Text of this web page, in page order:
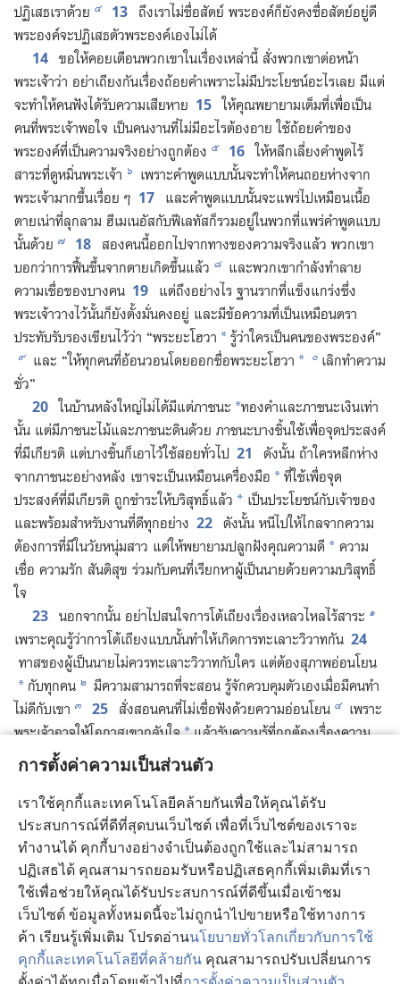
การตั้งค่าความเป็นส่วนตัว
เราใช้คุกกี้และเทคโนโลยีคล้ายกันเพื่อให้คุณได้รับ
ประสบการณ์ที่ดีที่สุดบนเว็บไซต์ เพื่อที่เว็บไซต์ของเราจะ
ทำงานได้ คุกกี้บางอย่างจำเป็นต้องถูกใช้และไม่สามารถ
ปฏิเสธได้ คุณสามารถยอมรับหรือปฏิเสธคุกกี้เพิ่มเติมที่เรา
ใช้เพื่อช่วยให้คุณได้รับประสบการณ์ที่ดีขึ้นเมื่อเข้าชม
เว็บไซต์ ข้อมูลทั้งหมดนี้จะไม่ถูกนำไปขายหรือใช้ทางการ
ค้า เรียนรู้เพิ่มเติม โปรดอ่านนโยบายทั่วโลกเกี่ยวกับการใช้
คุกกี้และเทคโนโลยีที่คล้ายกัน คุณสามารถปรับเปลี่ยนการ
ปฏิเสธ​เรา​ด้วย ๔ 13 ถึง​เรา​ไม่​ซื่อ​สัตย์ พระองค์​ก็​ยัง​คง​ซื่อ​สัตย์​อยู่​ดี
พระองค์​จะ​ปฏิเสธ​ตัว​พระองค์​เอง​ไม่​ได้
14 ขอ​ให้​คอย​เตือน​พวก​เขา​ใน​เรื่อง​เหล่า​นี้ สั่ง​พวก​เขา​ต่อ​หน้า​
พระเจ้า​ว่า อย่า​เถียง​กัน​เรื่อง​ถ้อย​คำ​เพราะ​ไม่​มี​ประโยชน์​อะไร​เลย มี​แต่​
จะ​ทำ​ให้​คน​ฟัง​ได้​รับ​ความ​เสียหาย 15 ให้​คุณ​พยายาม​เต็ม​ที่​เพื่อ​เป็น​
คน​ที่​พระเจ้า​พอ​ใจ เป็น​คน​งาน​ที่​ไม่​มี​อะไร​ต้อง​อาย ใช้​ถ้อย​คำ​ของ​
พระองค์​ที่​เป็น​ความ​จริง​อย่าง​ถูก​ต้อง ๕ 16 ให้​หลีก​เลี่ยง​คำ​พูด​ไร้​
สาระ​ที่​ดูหมิ่น​พระเจ้า ๖
เพราะ​คำ​พูด​แบบ​นั้น​จะ​ทำ​ให้​คน​ถอย​ห่าง​จาก​
พระเจ้า​มาก​ขึ้น​เรื่อย ๆ 17 และ​คำ​พูด​แบบ​นั้น​จะ​แพร่​ไป​เหมือน​เนื้อ​
ตาย​เน่า​ที่​ลุก​ลาม ฮีเมเนอัส​กับ​ฟีเลทัส​ก็​รวม​อยู่​ใน​พวก​ที่​แพร่​คำ​พูด​แบบ​
นั้น​ด้วย ๗ 18 สอง​คน​นี้​ออก​ไป​จาก​ทาง​ของ​ความ​จริง​แล้ว พวก​เขา​
บอก​ว่า​การ​ฟื้น​ขึ้น​จาก​ตาย​เกิด​ขึ้น​แล้ว ๘
และ​พวก​เขา​กำลัง​ทำลาย​
ความ​เชื่อ​ของ​บาง​คน 19 แต่​ถึง​อย่าง​ไร ฐาน​ราก​ที่​แข็ง​แกร่ง​ซึ่ง​
พระเจ้า​วาง​ไว้​นั้น​ก็​ยัง​ตั้ง​มั่นคง​อยู่ และ​มี​ข้อ​ความ​ที่​เป็น​เหมือน​ตรา​
ประทับ​รับรอง​เขียน​ไว้​ว่า “พระ​ยะโฮวา *รู้​ว่า​ใคร​เป็น​คน​ของ​พระองค์”
๙ และ “ให้​ทุก​คน​ที่​อ้อน​วอน​โดย​ออก​ชื่อ​พระ​ยะโฮวา * ๐ เลิก​ทำ​ความ​
ชั่ว”
20 ใน​บ้าน​หลัง​ใหญ่​ไม่​ได้​มี​แต่​ภาชนะ *ทองคำ​และ​ภาชนะ​เงิน​เท่า​
นั้น แต่​มี​ภาชนะ​ไม้​และ​ภาชนะ​ดิน​ด้วย ภาชนะ​บาง​ชิ้น​ใช้​เพื่อ​จุด​ประสงค์​
ที่​มี​เกียรติ แต่​บาง​ชิ้น​ก็​เอา​ไว้​ใช้สอย​ทั่ว​ไป 21
ดัง​นั้น ถ้า​ใคร​หลีก​ห่าง​
จาก​ภาชนะ​อย่าง​หลัง เขา​จะ​เป็น​เหมือน​เครื่อง​มือ *ที่​ใช้​เพื่อ​จุด​
ประสงค์​ที่​มี​เกียรติ ถูก​ชำระ​ให้​บริสุทธิ์​แล้ว * เป็น​ประโยชน์​กับ​เจ้าของ
และ​พร้อม​สำหรับ​งาน​ที่​ดี​ทุก​อย่าง 22 ดัง​นั้น หนี​ไป​ให้​ไกล​จาก​ความ​
ต้องการ​ที่​มี​ใน​วัย​หนุ่ม​สาว แต่​ให้​พยายาม​ปลูกฝัง​คุณ​ความ​ดี * ความ​
เชื่อ ความ​รัก สันติ​สุข ร่วม​กับ​คน​ที่​เรียก​หา​ผู้​เป็น​นาย​ด้วย​ความ​บริสุทธิ์​
ใจ
23 นอก​จาก​นั้น อย่า​ไป​สนใจ​การ​โต้​เถียง​เรื่อง​เหลวไหล​ไร้​สาระ ๑
เพราะ​คุณ​รู้​ว่า​การ​โต้​เถียง​แบบ​นั้น​ทำ​ให้​เกิด​การ​ทะเลาะ​วิวาท​กัน 24
ทาส​ของ​ผู้​เป็น​นาย​ไม่​ควร​ทะเลาะ​วิวาท​กับ​ใคร แต่​ต้อง​สุภาพ​อ่อนโยน
* กับ​ทุก​คน ๒ มี​ความ​สามารถ​ที่​จะ​สอน รู้​จัก​ควบคุม​ตัว​เอง​เมื่อ​มี​คน​ทำ​
ไม่​ดี​กับ​เขา ๓ 25 สั่ง​สอน​คน​ที่​ไม่​เชื่อ​ฟัง​ด้วย​ความ​อ่อนโยน ๔
เพราะ​
พระเจ้า​อาจ​ให้​โอกาส​เขา​กลับ​ใจ*แล้ว​รับ​ความ​รู้​ที่​ถูก​ต้อง​เรื่อง​ความ​
จริง
26
เขา​อาจ​ได้​สติ​และ​หลุด​พ้น​จาก​กับดัก​ของ​มาร เพราะ​มัน​จับ​
๖
ย้อนหลัง ถัดไป
หน้าลิขสิทธิ์ของสิ่งพิมพ์นี้
Copyright
2026
Watch Tower Bible and Tract Society of